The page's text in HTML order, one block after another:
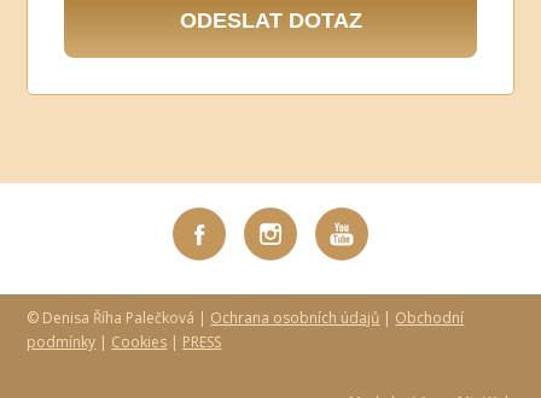
ODESLAT DOTAZ
© Denisa Říha Palečková | Ochrana osobních údajů | Obchodní
podmínky | Cookies | PRESS